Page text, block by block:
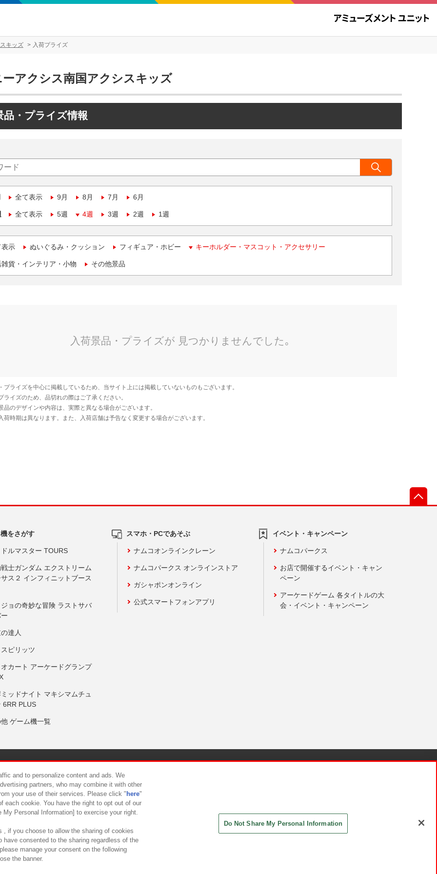
キッズ 入荷プライズ
ーアクシス南国アクシスキッズ
品・プライズ情報
全て表示 9月 8月 7月 6月
全て表示 5週 4週 3週 2週 1週
表示 ぬいぐるみ・クッション フィギュア・ホビー キーホルダー・マスコット・アクセサリー
貨・インテリア・小物 その他景品
をさがす
ルマスター TOURS
士ガンダム エクストリーム
ス２ インフィニットブース
ョの奇妙な冒険 ラストサバ
達人
ピリッツ
カート アーケードグランプ
ッドナイト マキシマムチュ
6RR PLUS
ゲーム機一覧
スマホ・PCであそぶ
ナムコオンラインクレーン
ナムコパークス オンラインストア
ガシャポンオンライン
公式スマートフォンアプリ
イベント・キャンペーン
ナムコパークス
お店で開催するイベント・キャン
ペーン
アーケードゲーム 各タイトルの大
会・イベント・キャンペーン
について カスタマーハラスメント対応方針
and to personalize content and ads. We
partners, who may combine it with other
your use of their services. Please click " here"
each cookie. You have the right to opt out of our
Personal Information] to exercise your right.
, if you choose to allow the sharing of cookies
have consented to the sharing regardless of the
manage your consent on the following
the banner.
Do Not Share My Personal Information